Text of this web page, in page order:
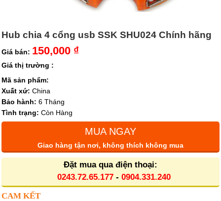
Hub chia 4 cổng usb SSK SHU024 Chính hãng
Giá bán: 150,000 ₫
Giá thị trường :
Mã sản phẩm:
Xuất xứ: China
Bảo hành: 6 Tháng
Tình trạng: Còn Hàng
MUA NGAY
Giao hàng tận nơi, không thích không mua
Đặt mua qua điện thoại:
0243.72.65.177- 0904.331.240
CAM KẾT